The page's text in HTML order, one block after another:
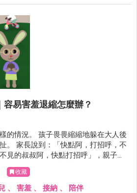
易害羞退縮怎麼辦？
的情況。 孩子畏畏縮縮地躲在大人後
。 家長說到：「快點阿，打招呼，不
見的叔叔阿，快點打招呼」，親子之
收藏
、 害羞 、 接納 、 陪伴